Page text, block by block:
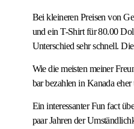
Bei kleineren Preisen von
und ein T-Shirt für 80.00
Unterschied sehr schnell.
Wie die meisten meiner
bar bezahlen in Kanada
Ein interessanter Fun fact
paar Jahren der